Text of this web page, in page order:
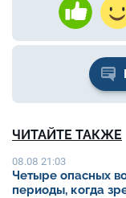
ЧИТАЙТЕ ТАКЖЕ
08.08 21:03
Четыре опасных
периоды, когда